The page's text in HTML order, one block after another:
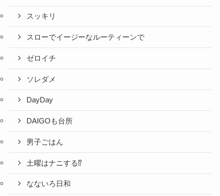
スッキリ
スローでイージーなルーティーンで
ゼロイチ
ソレダメ
DayDay
DAIGOも台所
男子ごはん
土曜はナニする⁉
なないろ日和